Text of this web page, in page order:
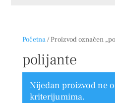
Početna/ Proizvod označen
polijante
Nijedan proizvod ne
kriterijumima.